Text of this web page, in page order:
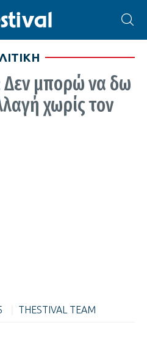
μπορώ να δω
χωρίς τον
THESTIVAL TEAM